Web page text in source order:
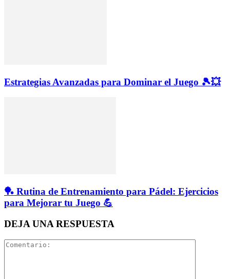
Estrategias Avanzadas para Dominar el Juego 🎾💥
🏓 Rutina de Entrenamiento para Pádel: Ejercicios
para Mejorar tu Juego 💪
DEJA UNA RESPUESTA